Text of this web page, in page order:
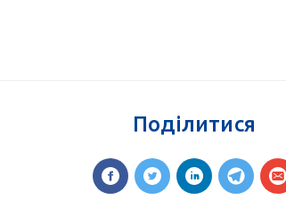
Поділитися